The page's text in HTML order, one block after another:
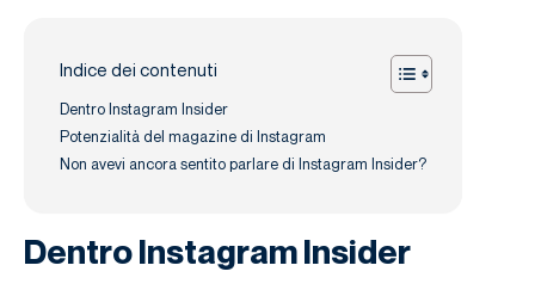
Indice dei contenuti
Dentro Instagram Insider
Potenzialità del magazine di Instagram
Non avevi ancora sentito parlare di Instagram Insider?
Dentro Instagram Insider